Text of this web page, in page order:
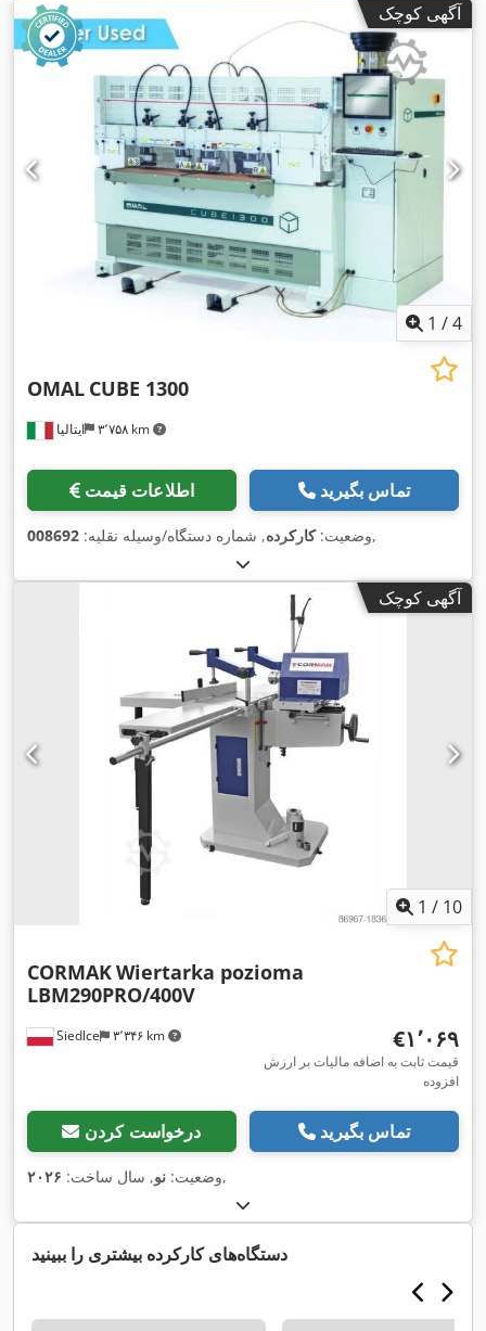
آگهی کوچک
1 /4
ایتالیا ۳٬۷۵۸ km
OMAL CUBE 1300
اطلاعات قیمت تماس بگیرید
وضعیت:کارکرده, شماره دستگاه/وسیله نقلیه: 008692 ,
آگهی کوچک
1 / 10
Siedlce ۳٬۳۴۶ km
CORMAKWiertarka pozioma
LBM290PRO/400V
‎€۱٬۰۶۹
قیمت ثابت به اضافه مالیات بر ارزش
افزوده
درخواست کردن تماس بگیرید
وضعیت: نو, سال ساخت: ۲۰۲۶ ,
دستگاه‌های کارکرده بیشتری را ببینید